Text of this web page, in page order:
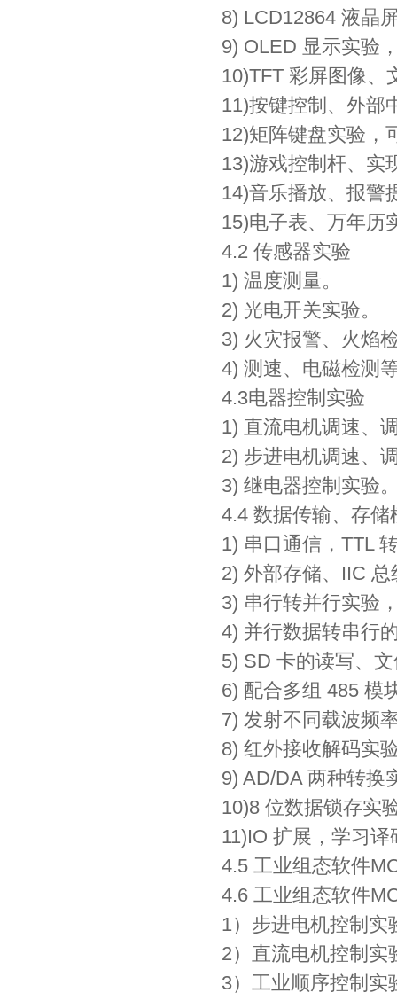
8) LCD12864 液晶
9) OLED 显示实验
10)TFT 彩屏图像、
11)按键控制、外部
12)矩阵键盘实验，
13)游戏控制杆、实
14)音乐播放、报警
15)电子表、万年历
4.2 传感器实验
1) 温度测量。
2) 光电开关实验。
3) 火灾报警、火焰
4) 测速、电磁检测
4.3电器控制实验
1) 直流电机调速、
2) 步进电机调速、
3) 继电器控制实验
4.4 数据传输、存储
1) 串口通信，TTL
2) 外部存储、IIC
3) 串行转并行实验
4) 并行数据转串行
5) SD 卡的读写、
6) 配合多组 485 模
7) 发射不同载波频
8) 红外接收解码实
9) AD/DA 两种转换
10)8 位数据锁存实
11)IO 扩展，学习译
4.5 工业组态软件
4.6 工业组态软件
1）步进电机控制实
2）直流电机控制实
3）工业顺序控制实